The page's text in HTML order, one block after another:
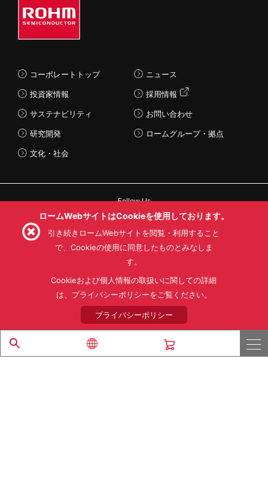
コーポレートトップ
投資家情報
サステナビリティ
研究開発
文化・社会
ニュース
採用情報
お問い合わせ
ロームグループ・拠点
Follow Us
利用目的
プライバシーポリシー
サイトマップ
ローム製品の販売に関する標準契約条件書(PDF)
© 1997 - 2026 ROHM CO., LTD. ALL RIGHTS RESERVED.
ロームWebサイトはCookieを使用しております。
引き続きロームWebサイトを閲覧・利用すること
で、Cookieの使用に同意したものとみなしま
す。
Cookieおよび個人情報の取扱いに関しての詳細
は、プライバシーポリシーをご覧ください。
プライバシーポリシー